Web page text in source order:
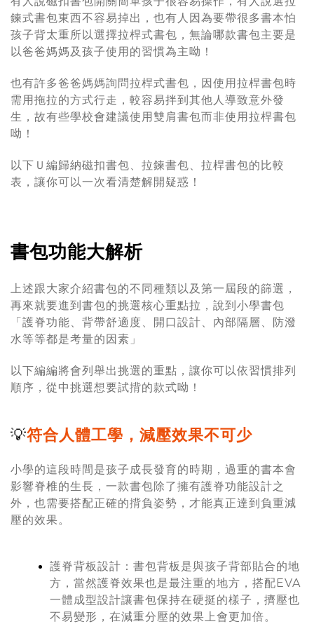
鍊式書包東西不容易掉出，也有人因為要帶很多書本怕
孩子背太重所以選擇拉桿式書包，無論哪款書包主要是
以爸爸媽媽及孩子使用的習慣為主呦！
也有許多爸爸媽媽詢問拉桿式書包，因使用拉桿書包時
需用拖拉的方式行走，較容易拌到其他人導致意外發
生，故有些學校會建議使用雙肩書包而非使用拉桿書包
呦！
以下Ｕ編歸納磁扣書包、拉鍊書包、拉桿書包的比較
表，讓你可以一次看清楚解開疑惑！
書包功能大解析
上述跟大家介紹書包的不同種類以及第一屆段的篩選，
再來就要進到書包的挑選核心重點拉，說到小學書包
「護脊功能、背帶舒適度、開口設計、內部隔層、防潑
水等等都是考量的因素」
以下編編將會列舉出挑選的重點，讓你可以依習慣排列
順序，從中挑選想要試揹的款式呦！
💡符合人體工學，減壓效果不可少
小學的這段時間是孩子成長發育的時期，過重的書本會
影響脊椎的生長，一款書包除了擁有護脊功能設計之
外，也需要搭配正確的揹負姿勢，才能真正達到負重減
壓的效果。
護脊背板設計：書包背板是與孩子背部貼合的地
方，當然護脊效果也是最注重的地方，搭配EVA
一體成型設計讓書包保持在硬挺的樣子，擠壓也
不易變形，在減重分壓的效果上會更加倍。